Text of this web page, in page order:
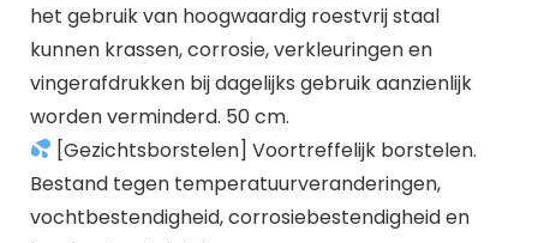
het gebruik van hoogwaardig roestvrij staal
kunnen krassen, corrosie, verkleuringen en
vingerafdrukken bij dagelijks gebruik aanzienlijk
worden verminderd. 50 cm.
[Gezichtsborstelen] Voortreffelijk borstelen.
Bestand tegen temperatuurveranderingen,
vochtbestendigheid, corrosiebestendigheid en